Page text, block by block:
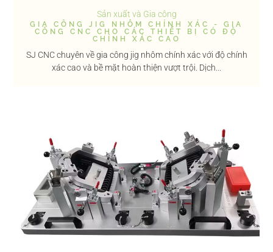
Sản xuất và Gia công
GIA CÔNG JIG NHÔM CHÍNH XÁC - GIA
CÔNG CNC CHO CÁC THIẾT BỊ CÓ ĐỘ
CHÍNH XÁC CAO
SJ CNC chuyên về gia công jig nhôm chính xác với độ chính
xác cao và bề mặt hoàn thiện vượt trội. Dịch...